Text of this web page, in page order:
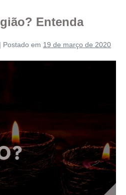
Entenda
| Postado em 19 de março de 2020